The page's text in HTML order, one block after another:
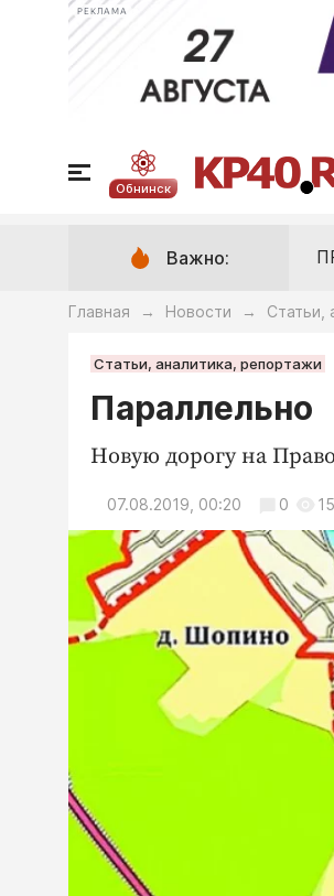
РЕКЛАМА
Обнинск
Важно:
Главная → Новости → Статьи,
Статьи, аналитика, репортажи
Параллельно
Новую дорогу на
07.08.2019, 00:20 0